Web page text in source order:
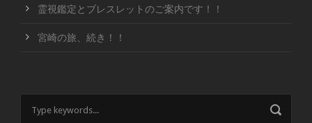
霊視鑑定とブレスレットのご案内です！！
宮崎の旅、続き！！